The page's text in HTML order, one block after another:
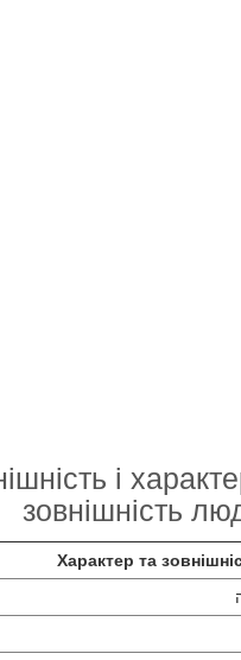
і
зовнішність
Характер та